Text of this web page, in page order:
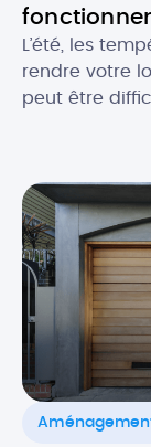
L’été, les
rendre votre
peut être
faut savoir
chaleur air/